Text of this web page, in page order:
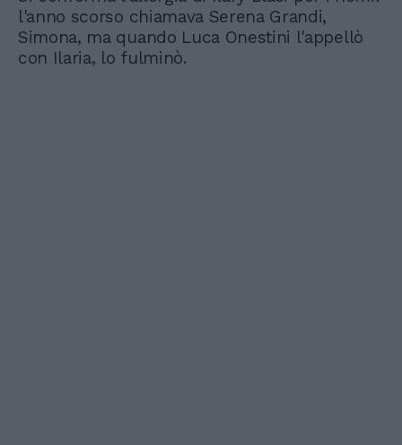
l'anno scorso chiamava Serena Grandi,
Simona, ma quando Luca Onestini l'appellò
con Ilaria, lo fulminò.